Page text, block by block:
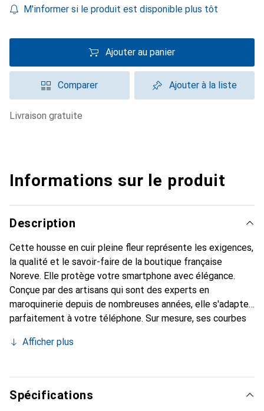
M'informer si le produit est disponible plus tôt
Ajouter au panier
Comparer Ajouter à la liste
livraison gratuite
Informations sur le produit
Description
Cette housse en cuir pleine fleur représente les exigences,
la qualité et le savoir-faire de la boutique française
Noreve. Elle protège votre smartphone avec élégance.
Conçue par des artisans qui sont des experts en
maroquinerie depuis de nombreuses années, elle s'adapte
parfaitement à votre téléphone. Sur mesure, ses courbes
devient l'accessoire chic et indispensable pour votre
produits de haute qualité, la marque Noreve est un choix
sûr pour une clientèle exigeante.
Afficher plus
Spécifications